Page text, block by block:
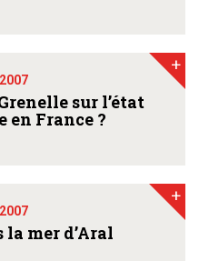
sur l’état
en France ?
+
la mer d’Aral
+